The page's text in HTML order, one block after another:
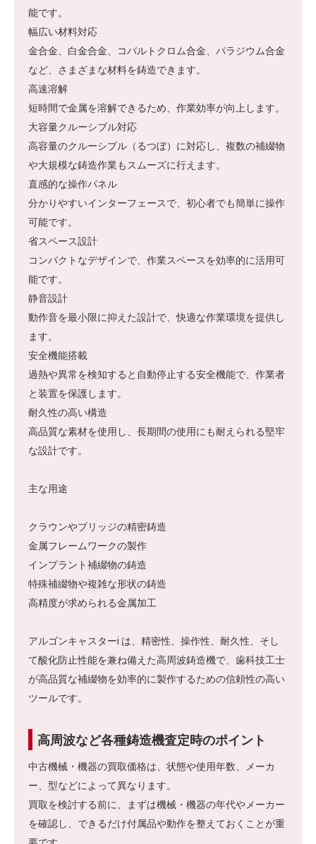
能です。
幅広い材料対応
金合金、白金合金、コバルトクロム合金、パラジウム合金
など、さまざまな材料を鋳造できます。
高速溶解
短時間で金属を溶解できるため、作業効率が向上します。
大容量クルーシブル対応
高容量のクルーシブル（るつぼ）に対応し、複数の補綴物
や大規模な鋳造作業もスムーズに行えます。
直感的な操作パネル
分かりやすいインターフェースで、初心者でも簡単に操作
可能です。
省スペース設計
コンパクトなデザインで、作業スペースを効率的に活用可
能です。
静音設計
動作音を最小限に抑えた設計で、快適な作業環境を提供し
ます。
安全機能搭載
過熱や異常を検知すると自動停止する安全機能で、作業者
と装置を保護します。
耐久性の高い構造
高品質な素材を使用し、長期間の使用にも耐えられる堅牢
な設計です。
主な用途
クラウンやブリッジの精密鋳造
金属フレームワークの製作
インプラント補綴物の鋳造
特殊補綴物や複雑な形状の鋳造
高精度が求められる金属加工
アルゴンキャスターi は、精密性、操作性、耐久性、そし
て酸化防止性能を兼ね備えた高周波鋳造機で、歯科技工士
が高品質な補綴物を効率的に製作するための信頼性の高い
ツールです。
高周波など各種鋳造機査定時のポイント
中古機械・機器の買取価格は、状態や使用年数、メーカ
ー、型などによって異なります。
買取を検討する前に、まずは機械・機器の年代やメーカー
を確認し、できるだけ付属品や動作を整えておくことが重